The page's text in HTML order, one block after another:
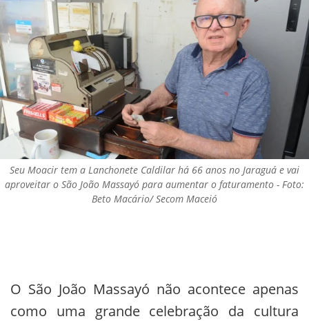
Seu Moacir tem a Lanchonete Caldilar há 66 anos no Jaraguá e vai
aproveitar o São João Massayó para aumentar o faturamento - Foto:
Beto Macário/ Secom Maceió
O São João Massayó não acontece apenas
como uma grande celebração da cultura